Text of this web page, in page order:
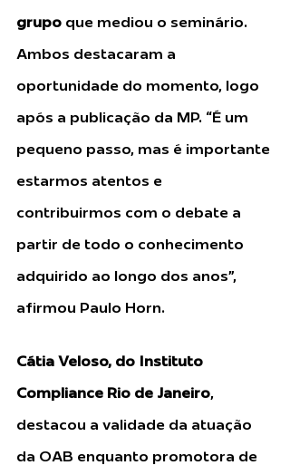
grupo que mediou o seminário.
Ambos destacaram a
oportunidade do momento, logo
após a publicação da MP. “É um
pequeno passo, mas é importante
estarmos atentos e
contribuirmos com o debate a
partir de todo o conhecimento
adquirido ao longo dos anos”,
afirmou Paulo Horn.
Cátia Veloso, do Instituto
Compliance Rio de Janeiro,
destacou a validade da atuação
da OAB enquanto promotora de